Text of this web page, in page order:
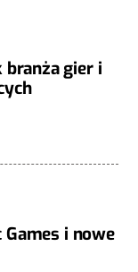
branża gier i
i nowe